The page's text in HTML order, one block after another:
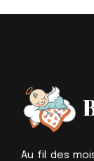
Au fil des